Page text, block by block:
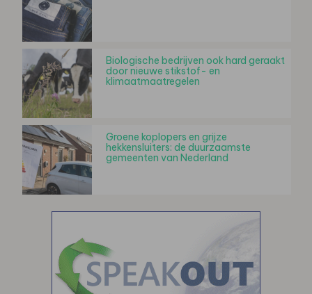
Biologische bedrijven ook hard geraakt
door nieuwe stikstof- en
klimaatmaatregelen
Groene koplopers en grijze
hekkensluiters: de duurzaamste
gemeenten van Nederland